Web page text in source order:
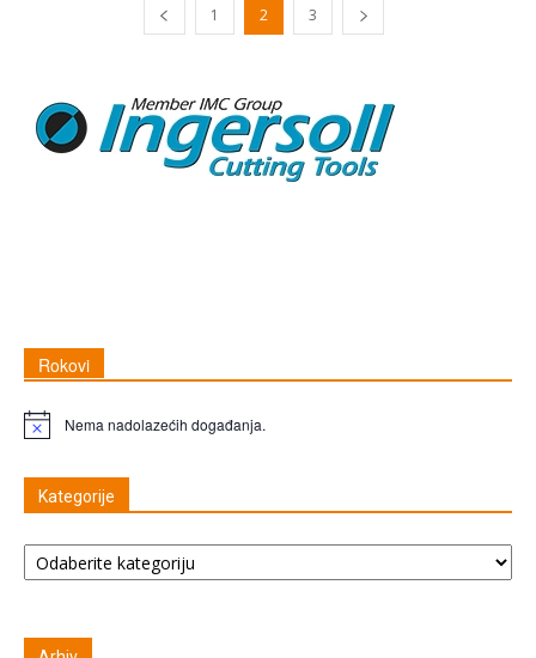
1 2 3
Rokovi
NapomenaNema nadolazećih događanja.
Kategorije
Kategorije